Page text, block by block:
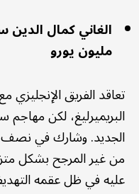
مليون يورو
تعاقد الفريق الإنجليزي
البريميرليغ، لكن
الجديد. وشارك في نصف
عليه في ظل عقمه